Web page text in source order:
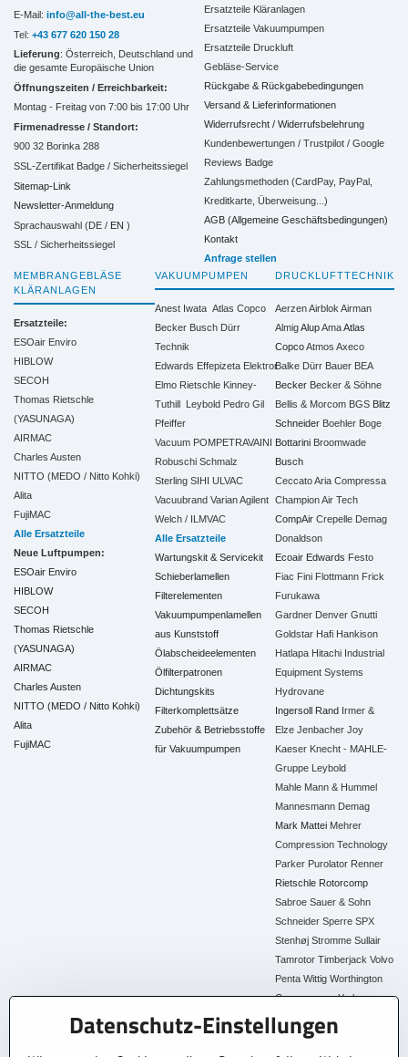
E-Mail: info@all-the-best.eu
Tel: +43 677 620 150 28
Lieferung: Österreich, Deutschland und
die gesamte Europäische Union
Öffnungszeiten / Erreichbarkeit:
Montag - Freitag von 7:00 bis 17:00 Uhr
Firmenadresse / Standort:
900 32 Borinka 288
SSL-Zertifikat Badge / Sicherheitssiegel
Sitemap-Link
Newsletter-Anmeldung
Sprachauswahl (DE / EN )
SSL / Sicherheitssiegel
Ersatzteile Kläranlagen
Ersatzteile Vakuumpumpen
Ersatzteile Druckluft
Gebläse-Service
Rückgabe & Rückgabebedingungen
Versand & Lieferinformationen
Widerrufsrecht / Widerrufsbelehrung
Kundenbewertungen / Trustpilot / Google
Reviews Badge
Zahlungsmethoden (CardPay, PayPal,
Kreditkarte, Überweisung...)
AGB (Allgemeine Geschäftsbedingungen)
Kontakt
Anfrage stellen
MEMBRANGEBLÄSE
KLÄRANLAGEN
Ersatzteile:
ESOair Enviro
HIBLOW
SECOH
Thomas Rietschle
(YASUNAGA)
AIRMAC
Charles Austen
NITTO (MEDO / Nitto Kohki)
Alita
FujiMAC
Alle Ersatzteile
Neue Luftpumpen:
ESOair Enviro
HIBLOW
SECOH
Thomas Rietschle
(YASUNAGA)
AIRMAC
Charles Austen
NITTO (MEDO / Nitto Kohki)
Alita
FujiMAC
VAKUUMPUMPEN
Anest Iwata Atlas Copco
Becker Busch Dürr
Technik
Edwards Effepizeta Elektror
Elmo Rietschle Kinney-
Tuthill Leybold Pedro Gil
Pfeiffer
Vacuum POMPETRAVAINI
Robuschi Schmalz
Sterling SIHI ULVAC
Vacuubrand Varian Agilent
Welch / ILMVAC
Alle Ersatzteile
Wartungskit & Servicekit
Schieberlamellen
Filterelementen
Vakuumpumpenlamellen
aus Kunststoff
Ölabscheideelementen
Ölfilterpatronen
Dichtungskits
Filterkomplettsätze
Zubehör & Betriebsstoffe
für Vakuumpumpen
DRUCKLUFTTECHNIK
AerzenAirblok Airman
Almig Alup Ama Atlas
Copco Atmos Axeco
Balke Dürr Bauer BEA
Becker Becker & Söhne
Bellis & Morcom BGS Blitz
Schneider Boehler Boge
Bottarini Broomwade
Busch
Ceccato Aria Compressa
Champion Air Tech
CompAir Crepelle Demag
Donaldson
Ecoair Edwards Festo
Fiac Fini Flottmann Frick
Furukawa
Gardner Denver Gnutti
Goldstar Hafi Hankison
Hatlapa Hitachi Industrial
Equipment Systems
Hydrovane
Ingersoll Rand Irmer &
Elze Jenbacher Joy
Kaeser Knecht - MAHLE-
Gruppe Leybold
Mahle Mann & Hummel
Mannesmann Demag
Mark Mattei Mehrer
Compression Technology
Parker Purolator Renner
Rietschle Rotorcomp
Sabroe Sauer & Sohn
Schneider Sperre SPX
Stenhøj Stromme Sullair
Tamrotor Timberjack Volvo
Penta Wittig Worthington
Creyssensac York
Alle Ersatzteile
Datenschutz-Einstellungen